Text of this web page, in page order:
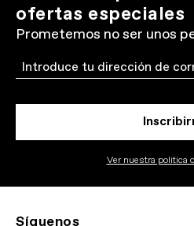
ofertas especiales
Prometemos no ser unos
Email
Ver nuestra politica
Síguenos